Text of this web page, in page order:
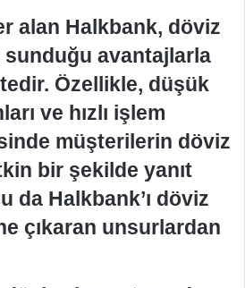
alan Halkbank, döviz
sunduğu avantajlarla
Özellikle, düşük
ve hızlı işlem
müşterilerin döviz
bir şekilde yanıt
da Halkbank’ı döviz
çıkaran unsurlardan